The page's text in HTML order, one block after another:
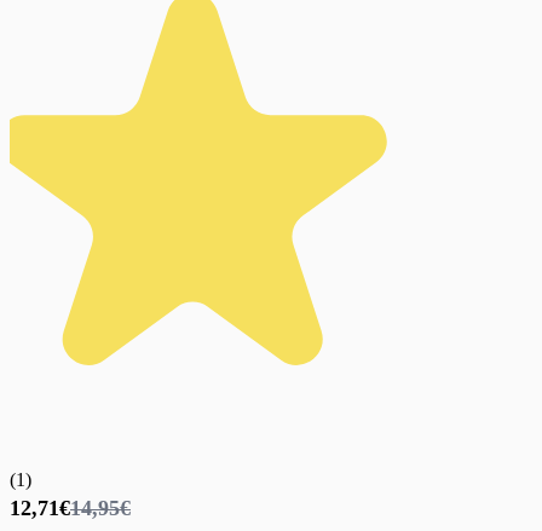
(1)
12,71€14,95€